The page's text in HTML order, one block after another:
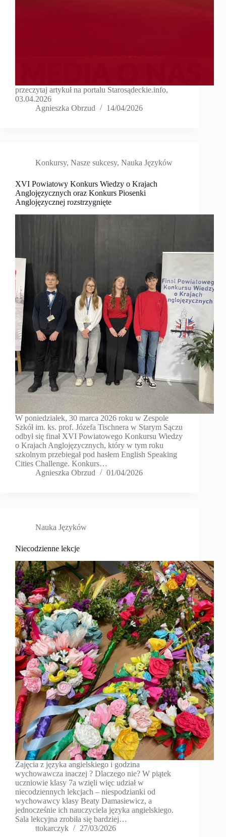
przeczytaj artykuł na portalu Starosądeckie.info,
03.04.2026
Agnieszka Obrzud
14/04/2026
Konkursy, Nasze sukcesy, Nauka Języków
XVI Powiatowy Konkurs Wiedzy o Krajach
Anglojęzycznych oraz Konkurs Piosenki
Anglojęzycznej rozstrzygnięte
W poniedziałek, 30 marca 2026 roku w Zespole
Szkół im. ks. prof. Józefa Tischnera w Starym Sączu
odbył się finał XVI Powiatowego Konkursu Wiedzy
o Krajach Anglojęzycznych, który w tym roku
szkolnym przebiegał pod hasłem English Speaking
Cities Challenge. Konkurs…
Agnieszka Obrzud
01/04/2026
Nauka Języków
Niecodzienne lekcje
Zajęcia z języka angielskiego i godzina
wychowawcza inaczej ? Dlaczego nie? W piątek
uczniowie klasy 7a wzięli więc udział w
niecodziennych lekcjach – niespodzianki od
wychowawcy klasy Beaty Damasiewicz, a
jednocześnie ich nauczyciela języka angielskiego.
Sala lekcyjna zrobiła się bardziej…
ttokarczyk
27/03/2026